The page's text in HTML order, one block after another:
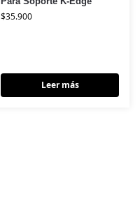
$35.900
Leer más